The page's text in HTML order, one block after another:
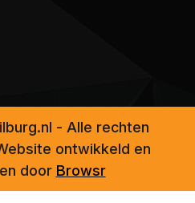
- Alle rechten
ontwikkeld en
door Browsr